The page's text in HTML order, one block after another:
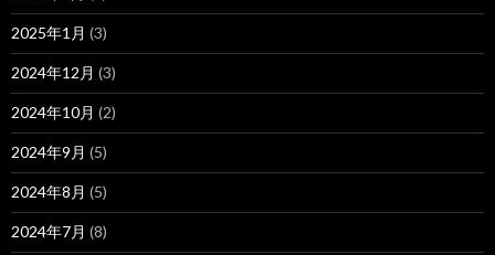
2025年1月 (3)
2024年12月 (3)
2024年10月 (2)
2024年9月 (5)
2024年8月 (5)
2024年7月 (8)